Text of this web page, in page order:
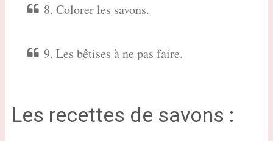
8. Colorer les savons.
9. Les bêtises à ne pas faire.
Les recettes de savons :